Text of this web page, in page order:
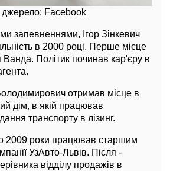
джерело: Facebook
запевненнями, Ігор Зінкевич
в 2000 році. Перше місце
Ванда. Політик починав кар'єру в
отримав місце в
дім, в якій працював
транспорту в лізинг.
2009 роки працював старшим
УзАвто-Львів. Після -
відділу продажів в